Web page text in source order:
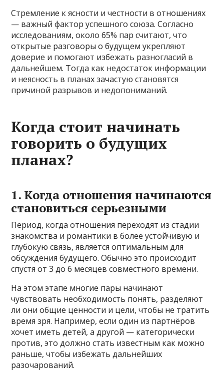
Стремление к ясности и честности в отношениях
— важный фактор успешного союза. Согласно
исследованиям, около 65% пар считают, что
открытые разговоры о будущем укрепляют
доверие и помогают избежать разногласий в
дальнейшем. Тогда как недостаток информации
и неясность в планах зачастую становятся
причиной разрывов и недопониманий.
Когда стоит начинать
говорить о будущих
планах?
1. Когда отношения начинаются
становиться серьезными
Период, когда отношения переходят из стадии
знакомства и романтики в более устойчивую и
глубокую связь, является оптимальным для
обсуждения будущего. Обычно это происходит
спустя от 3 до 6 месяцев совместного времени.
На этом этапе многие пары начинают
чувствовать необходимость понять, разделяют
ли они общие ценности и цели, чтобы не тратить
время зря. Например, если один из партнёров
хочет иметь детей, а другой — категорически
против, это должно стать известным как можно
раньше, чтобы избежать дальнейших
разочарований.